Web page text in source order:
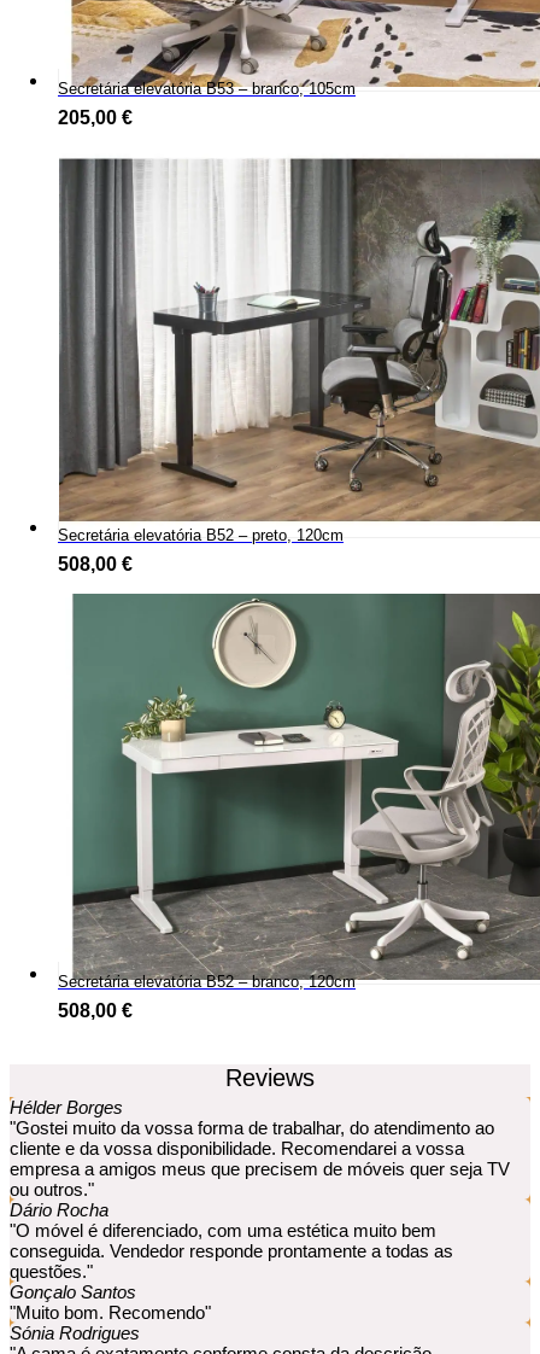
Secretária elevatória B53 – branco, 105cm
205,00 €
Secretária elevatória B52 – preto, 120cm
508,00 €
Secretária elevatória B52 – branco, 120cm
508,00 €
Reviews
Hélder Borges
"Gostei muito da vossa forma de trabalhar, do atendimento ao
cliente e da vossa disponibilidade. Recomendarei a vossa
empresa a amigos meus que precisem de móveis quer seja TV
ou outros."
Dário Rocha
"O móvel é diferenciado, com uma estética muito bem
conseguida. Vendedor responde prontamente a todas as
questões."
Gonçalo Santos
"Muito bom. Recomendo"
Sónia Rodrigues